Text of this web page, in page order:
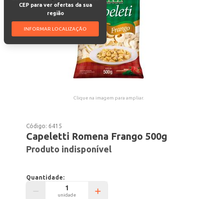
CEP para ver ofertas da sua
região
INFORMAR LOCALIZAÇÃO
Clique na imagem para ampliar.
Código: 6415
Capeletti Romena Frango 500g
Produto indisponível
Quantidade:
unidade